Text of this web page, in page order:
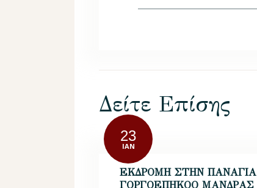
Δείτε Επίσης
23
ΙΑΝ
ΕΚΔΡΟΜΗ ΣΤΗΝ ΠΑΝΑΓΙΑ
ΓΟΡΓΟΕΠΗΚΟΟ ΜΑΝΔΡΑΣ